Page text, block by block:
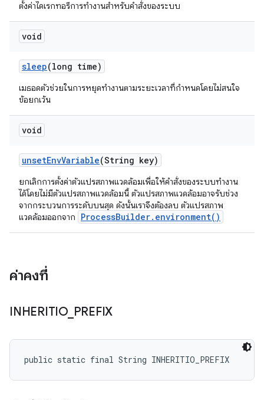
ตั้งค่าไดเรกทอรีการทำงานสำหรับคำสั่งของระบบ
void
sleep(long time)
เมธอดตัวช่วยในการหยุดทำงานตามระยะเวลาที่กำหนดโดยไม่สนใจ
ข้อยกเว้น
void
unsetEnvVariable(String key)
ยกเลิกการตั้งค่าตัวแปรสภาพแวดล้อมเพื่อให้คำสั่งของระบบทำงาน
ได้โดยไม่มีตัวแปรสภาพแวดล้อมนี้ ตัวแปรสภาพแวดล้อมอาจรับช่วง
จากกระบวนการระดับบนสุด ดังนั้นเราจึงต้องลบ ตัวแปรสภาพ
แวดล้อมออกจาก
ProcessBuilder.environment()
ค่าคงที่
INHERITIO_ PREFIX
public static final String INHERITIO_PREFIX